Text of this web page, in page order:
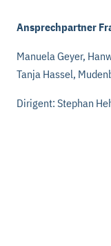
Ansprechpartner
Manuela Geyer,
Tanja Hassel,
Dirigent: Stephan